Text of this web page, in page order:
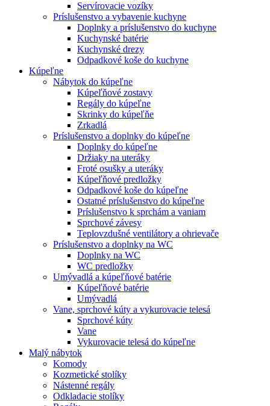
Servírovacie vozíky
Príslušenstvo a vybavenie kuchyne
Doplnky a príslušenstvo do kuchyne
Kuchynské batérie
Kuchynské drezy
Odpadkové koše do kuchyne
Kúpeľne
Nábytok do kúpeľne
Kúpeľňové zostavy
Regály do kúpeľne
Skrinky do kúpeľňe
Zrkadlá
Príslušenstvo a doplnky do kúpeľne
Doplnky do kúpeľne
Držiaky na uteráky
Froté osušky a uteráky
Kúpeľňové predložky
Odpadkové koše do kúpeľne
Ostatné príslušenstvo do kúpeľne
Príslušenstvo k sprchám a vaniam
Sprchové závesy
Teplovzdušné ventilátory a ohrievače
Príslušenstvo a doplnky na WC
Doplnky na WC
WC predložky
Umývadlá a kúpeľňové batérie
Kúpeľňové batérie
Umývadlá
Vane, sprchové kúty a vykurovacie telesá
Sprchové kúty
Vane
Vykurovacie telesá do kúpeľne
Malý nábytok
Komody
Kozmetické stolíky
Nástenné regály
Odkladacie stolíky